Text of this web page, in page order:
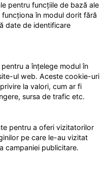
pentru funcțiile de bază ale
în modul dorit fără
date de identificare
a înțelege modul în
ul web. Aceste cookie-uri
la valori, cum ar fi
sursa de trafic etc.
pentru a oferi vizitatorilor
pe care le-au vizitat
campaniei publicitare.